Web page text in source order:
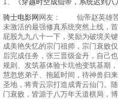
1、
《穿越时空成仙帝，系统迟到
骑士电影网网友： 仙帝赵英雄苦
未激活的最强修真系统突然上线，
屁股九九八十一下，奖励为破境关
成美艳失忆的宗门祖师，宗门衰败
后完成任务，张三晋级金丹，自己
规则、发筑基体验卡坑他变筑基期
慧忽悠弟子、拖延时间，待神兽归
圣地，将青云宗打造成青云仙门。
门衰败，皆源于八万年天道棋局，博